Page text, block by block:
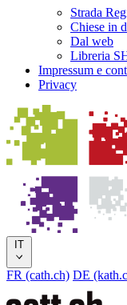
Strada
Chiese in
Dal web
Libreria
Impressum e
Privacy
IT
FR (cath.ch) DE